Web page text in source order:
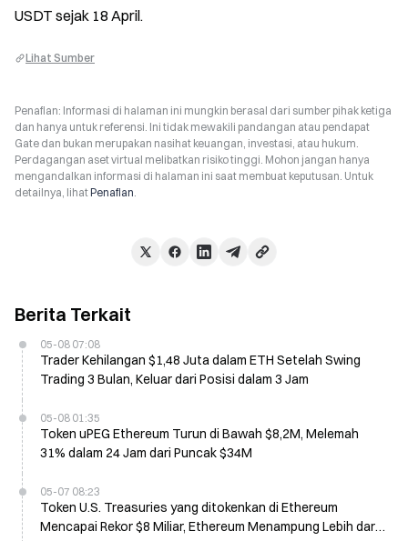
USDT sejak 18 April.
Lihat Sumber
Penafian: Informasi di halaman ini mungkin berasal dari sumber pihak ketiga
dan hanya untuk referensi. Ini tidak mewakili pandangan atau pendapat
Gate dan bukan merupakan nasihat keuangan, investasi, atau hukum.
Perdagangan aset virtual melibatkan risiko tinggi. Mohon jangan hanya
mengandalkan informasi di halaman ini saat membuat keputusan. Untuk
detailnya, lihatPenafian.
Berita Terkait
05-08 07:08
Trader Kehilangan $1,48 Juta dalam ETH Setelah Swing
Trading 3 Bulan, Keluar dari Posisi dalam 3 Jam
05-08 01:35
Token uPEG Ethereum Turun di Bawah $8,2M, Melemah
31% dalam 24 Jam dari Puncak $34M
05-07 08:23
Token U.S. Treasuries yang ditokenkan di Ethereum
Mencapai Rekor $8 Miliar, Ethereum Menampung Lebih dari